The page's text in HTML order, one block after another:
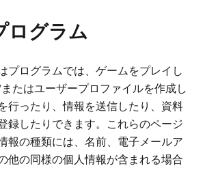
ログラム
プログラムでは、ゲームをプレイし
たはユーザープロファイルを作成し
行ったり、情報を送信したり、資料
録したりできます。これらのページ
報の種類には、名前、電子メールア
他の同様の個人情報が含まれる場合